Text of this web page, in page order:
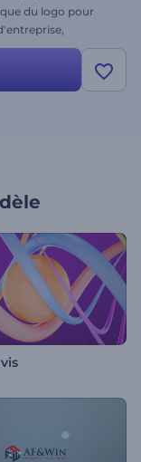
du logo pour
d'essayer ?
du reste.